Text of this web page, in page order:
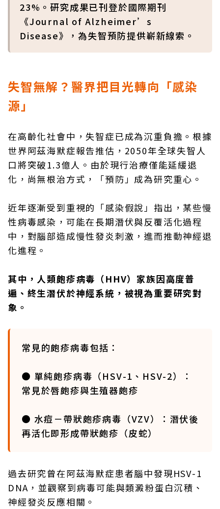
23%。研究成果已刊登於國際期刊
《Journal of Alzheimer’s
Disease》，為失智預防提供嶄新線索。
失智無解？醫界把目光轉向「感染
源」
在高齡化社會中，失智症已成為沉重負擔。根據
世界阿茲海默症報告推估，2050年全球失智人
口將突破1.3億人。由於現行治療僅能延緩退
化，尚無根治方式，「預防」成為研究重心。
近年逐漸受到重視的「感染假說」指出，某些慢
性病毒感染，可能在長期潛伏與反覆活化過程
中，對腦部造成慢性發炎刺激，進而推動神經退
化進程。
其中，人類皰疹病毒（HHV）家族因高度普
遍、終生潛伏於神經系統，被視為重要研究對
象。
常見的皰疹病毒包括：
● 單純皰疹病毒（HSV-1、HSV-2）：
常見於唇皰疹與生殖器皰疹
● 水痘－帶狀皰疹病毒（VZV）：潛伏後
再活化即形成帶狀皰疹（皮蛇）
過去研究曾在阿茲海默症患者腦中發現HSV-1
DNA，並觀察到病毒可能與類澱粉蛋白沉積、
神經發炎反應相關。